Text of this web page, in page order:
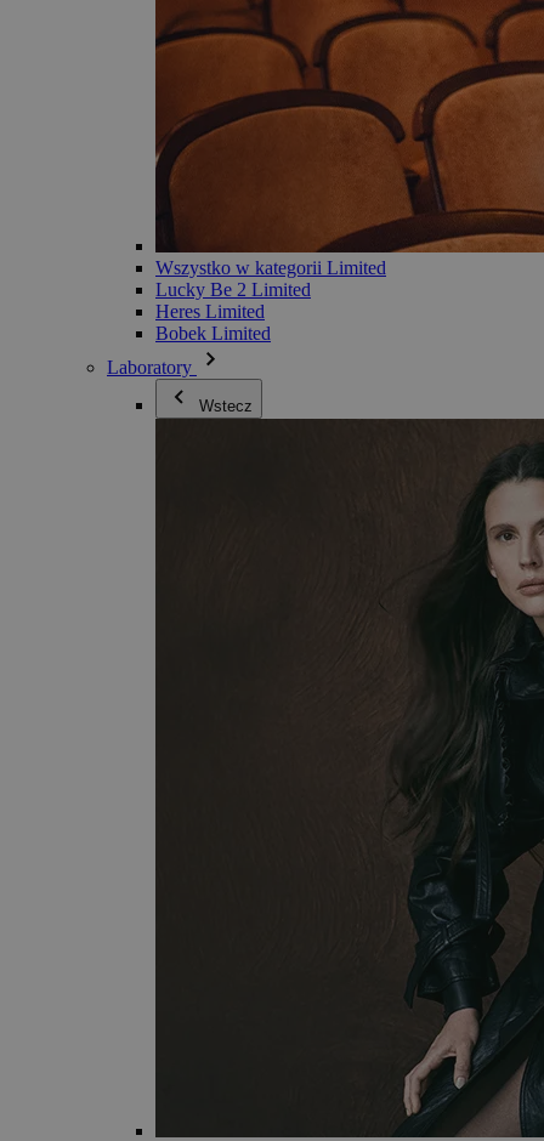
Wszystko w kategorii Limited
Lucky Be 2 Limited
Heres Limited
Bobek Limited
Laboratory
Wstecz